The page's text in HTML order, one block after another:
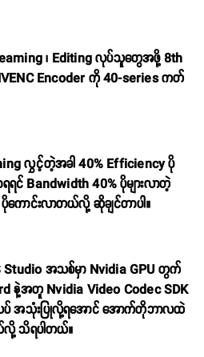
၊ Editing လုပ်သူတွေအဖို့ 8th
Encoder ကို 40-series ကတ်
လွှင့်တဲ့အခါ 40% Efficiency ပို
င် Bandwidth 40% ပိုများလာတဲ့
ောင်းလာတယ်လို့ ဆိုချင်တာပါ။
အသစ်မှာ Nvidia GPU တွက်
နဲ့အတူ Nvidia Video Codec SDK
ပ် အသုံးပြုလို့ရအောင် အောက်တိုဘာလထဲ
လို့ သိရပါတယ်။